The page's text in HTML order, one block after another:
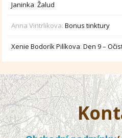
Janinka:Žalud
Anna Vintrlikova:Bonus tinktury
Xenie Bodorík Pilíkova:Den 9 –